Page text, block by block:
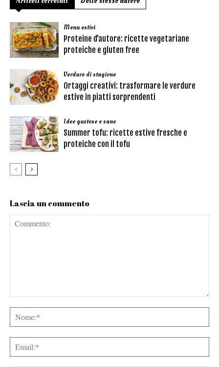
Menu estivi
Proteine d’autore: ricette vegetariane
proteiche e gluten free
Verdure di stagione
Ortaggi creativi: trasformare le verdure
estive in piatti sorprendenti
Idee gustose e sane
Summer tofu: ricette estive fresche e
proteiche con il tofu
Lascia un commento